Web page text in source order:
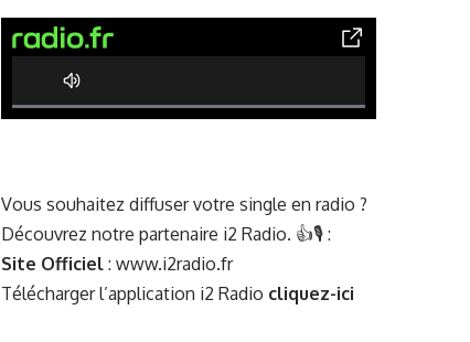
0% Complete
Vous souhaitez diffuser votre single en radio ?
Découvrez notre partenaire i2 Radio. 👍🎙️ :
Site Officiel: www.i2radio.fr
Télécharger l’application i2 Radio cliquez-ici